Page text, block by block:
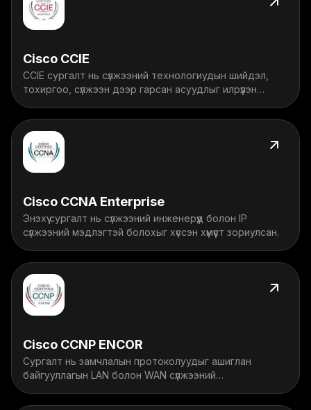
Cisco CCIE
CCIE сургалт нь сүлжээний технологиудын шийдэл,
тохиргоо, сүлжээн дээр гарсан асуудлыг илрүүлэн
шийдвэрлэх зэрэг эксперт түвшний чадварыг
эзэмшүүлдэг.
Cisco CCNA Enterprise
Энэхүү cургалт нь сүлжээний инженерүүд болон IP
сүлжээний мэдлэгтэй болохыг хүссэн хүмүүст зориулсан.
Cisco CCNP ENCOR
Сургалт нь замчлалын протоколуудыг ашиглан
байгууллагын LAN болон WAN сүлжээний
хэрэгжүүлэлтийг шалгах, тохируулах, төлөвлөх,
сүлжээний аюулгүй байдал, автомжилтын чадварыг